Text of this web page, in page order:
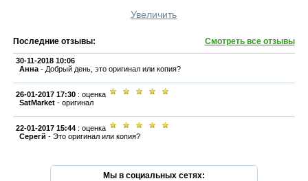
Увеличить
Последние отзывы: Смотреть все отзывы
30-11-2018 10:06
Анна- Добрый день, это оригинал или копия?
26-01-2017 17:30 : оценка
SatMarket -оригинал
22-01-2017 15:44 : оценка
Серегй -Это оригинал или копия?
Мы в социальных сетях: